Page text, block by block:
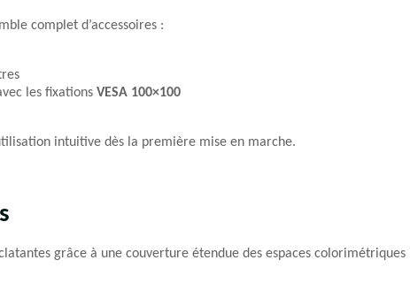
complet d’accessoires :
les fixations VESA 100×100
intuitive dès la première mise en marche.
grâce à une couverture étendue des espaces colorimétriques